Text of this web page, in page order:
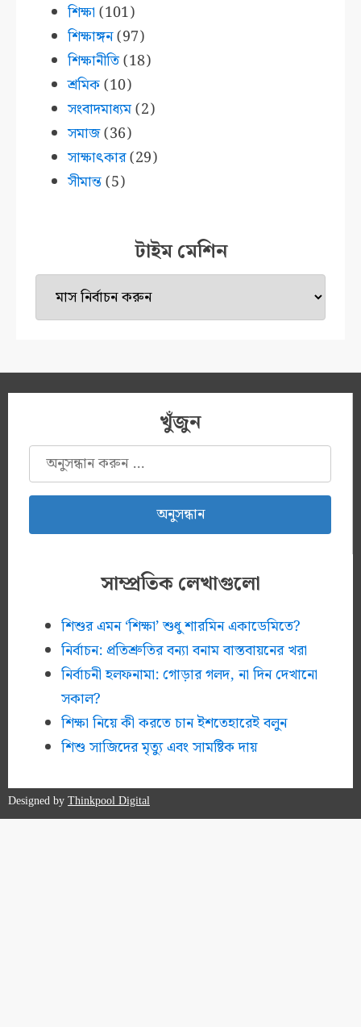
শিক্ষা (101)
শিক্ষাঙ্গন(97)
শিক্ষানীতি(18)
শ্রমিক(10)
সংবাদমাধ্যম(2)
সমাজ(36)
সাক্ষাৎকার(29)
সীমান্ত(5)
টাইম মেশিন
টাইম
মেশিন
খুঁজুন
অনুসন্ধানঃ
সাম্প্রতিক লেখাগুলো
শিশুর এমন ‘শিক্ষা’ শুধু শারমিন একাডেমিতে?
নির্বাচন: প্রতিশ্রুতির বন্যা বনাম বাস্তবায়নের খরা
নির্বাচনী হলফনামা: গোড়ার গলদ, না দিন দেখানো
সকাল?
শিক্ষা নিয়ে কী করতে চান ইশতেহারেই বলুন
শিশু সাজিদের মৃত্যু এবং সামষ্টিক দায়
Designed byThinkpool Digital